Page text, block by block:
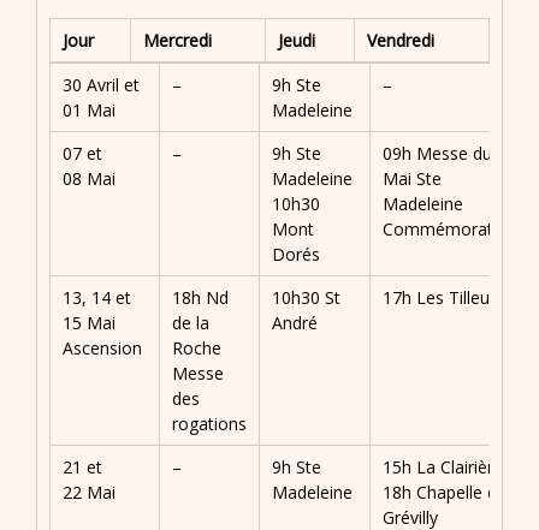
Jour Mercredi Jeudi
Vendredi
30 Avril et
01 Mai
–
9h Ste
Madeleine
–
07 et
08 Mai
–
9h Ste
Madeleine
10h30
Mont
Dorés
09h Messe du 08
Mai Ste
Madeleine
Commémoration
13, 14 et
15 Mai
Ascension
18h Nd
de la
Roche
Messe
des
rogations
10h30 St
André
17h Les Tilleuls
21 et
22 Mai
–
9h Ste
Madeleine
15h La Clairière
18h Chapelle de
Grévilly